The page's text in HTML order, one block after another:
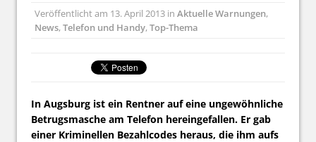
Veröffentlicht am 13. April 2013 in Aktuelle Warnungen,
News,Telefon und Handy,Top-Thema
In Augsburg ist ein Rentner auf eine ungewöhnliche
Betrugsmasche am Telefon hereingefallen. Er gab
einer Kriminellen Bezahlcodes heraus, die ihm aufs